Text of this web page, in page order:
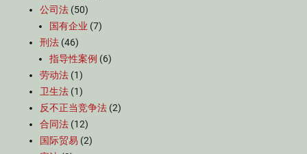
公司法 (50)
国有企业 (7)
刑法 (46)
指导性案例 (6)
劳动法 (1)
卫生法 (1)
反不正当竞争法 (2)
合同法 (12)
国际贸易 (2)